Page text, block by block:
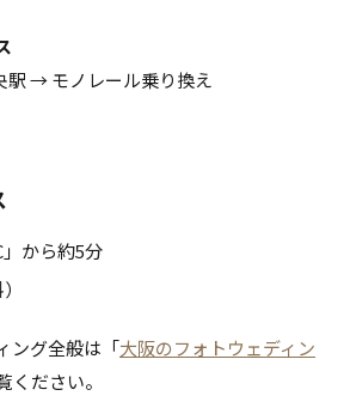
駅 → モノレール乗り換え
から約5分
ング全般は「大阪のフォトウェディン
ください。